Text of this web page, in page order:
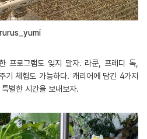
프로그램도 잊지 말자. 라쿤, 프레디 독,
기 체험도 가능하다. 캐리어에 담긴 4가지
별한 시간을 보내보자.